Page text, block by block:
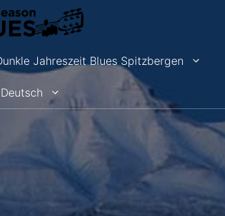
Jahreszeit Blues Spitzbergen
Deutsch